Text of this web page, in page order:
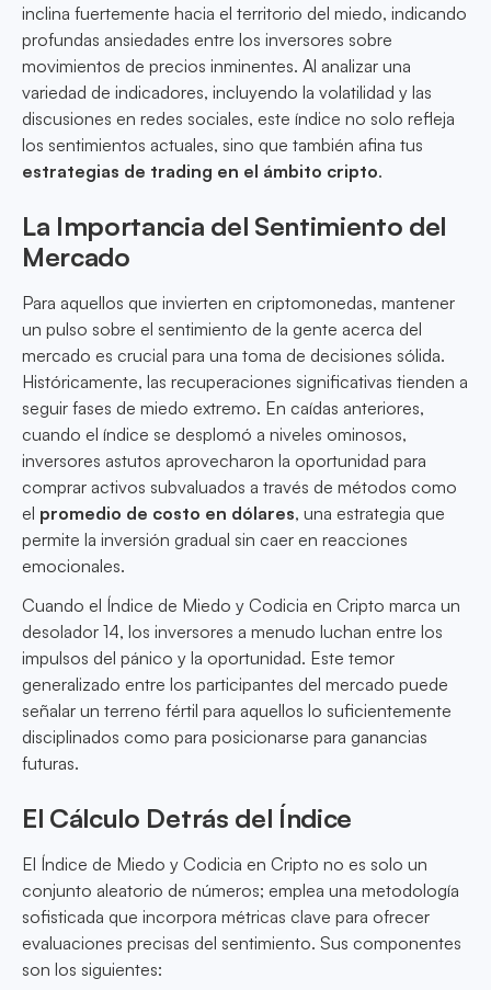
inclina fuertemente hacia el territorio del miedo, indicando
profundas ansiedades entre los inversores sobre
movimientos de precios inminentes. Al analizar una
variedad de indicadores, incluyendo la volatilidad y las
discusiones en redes sociales, este índice no solo refleja
los sentimientos actuales, sino que también afina tus
estrategias de trading en el ámbito cripto.
La Importancia del Sentimiento del
Mercado
Para aquellos que invierten en criptomonedas, mantener
un pulso sobre el sentimiento de la gente acerca del
mercado es crucial para una toma de decisiones sólida.
Históricamente, las recuperaciones significativas tienden a
seguir fases de miedo extremo. En caídas anteriores,
cuando el índice se desplomó a niveles ominosos,
inversores astutos aprovecharon la oportunidad para
comprar activos subvaluados a través de métodos como
el promedio de costo en dólares, una estrategia que
permite la inversión gradual sin caer en reacciones
emocionales.
Cuando el Índice de Miedo y Codicia en Cripto marca un
desolador 14, los inversores a menudo luchan entre los
impulsos del pánico y la oportunidad. Este temor
generalizado entre los participantes del mercado puede
señalar un terreno fértil para aquellos lo suficientemente
disciplinados como para posicionarse para ganancias
futuras.
El Cálculo Detrás del Índice
El Índice de Miedo y Codicia en Cripto no es solo un
conjunto aleatorio de números; emplea una metodología
sofisticada que incorpora métricas clave para ofrecer
evaluaciones precisas del sentimiento. Sus componentes
son los siguientes: